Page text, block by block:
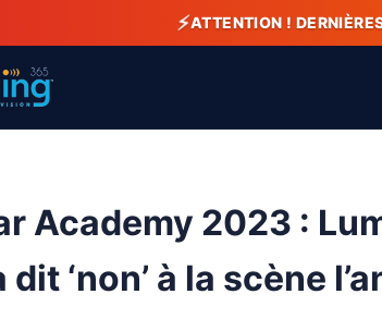
⚡ATTENTION !
Academy 2023 :
dit ‘non’ à la scène